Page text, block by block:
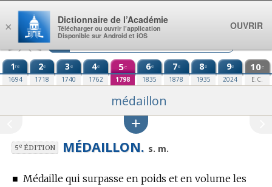
Aller au contenu
1re
1694
2e
1718
3e
1740
4e
1762
5e
1798
6e
1835
7e
1878
8e
1935
9e
2024
10e
E.C.
médaillon
5eÉDITION MÉDAILLON. s. m.
■ Médaille qui surpasse en poids et en volume les
×
Dictionnaire de l’Académie
Télécharger ou ouvrir l’application
Disponible sur Android et iOS
OUVRIR